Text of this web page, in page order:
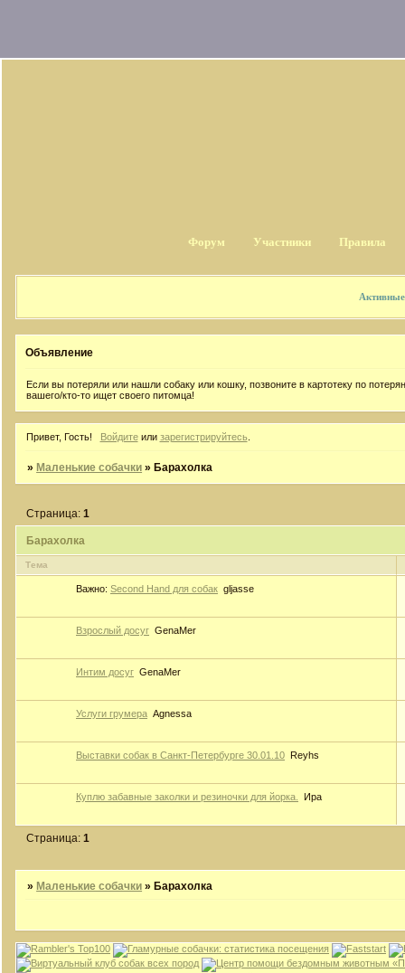
Форум Участники Правила
Объявление
Если вы потеряли или нашли собаку или кошку, позвоните в картотеку по
вашего/кто-то ищет своего питомца!
Привет, Гость! Войдитеили зарегистрируйтесь
» Маленькие собачки » Барахолка
Барахолка
Страница:1
Тема
Важно: Second Hand для собак gljasse
Взрослый досуг GenaMer
Интим досуг GenaMer
Услуги грумера Agnessa
Выставки собак в Санкт-Петербурге 30.01.10 Reyhs
Куплю забавные заколки и резиночки для йорка. Ира
Страница:1
» Маленькие собачки »Барахолка